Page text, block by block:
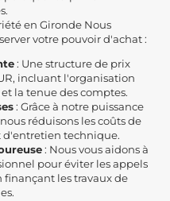
en Gironde Nous
votre pouvoir d'achat :
: Une structure de prix
incluant l'organisation
la tenue des comptes.
: Grâce à notre puissance
réduisons les coûts de
d'entretien technique.
: Nous vous aidons à
pour éviter les appels
les travaux de